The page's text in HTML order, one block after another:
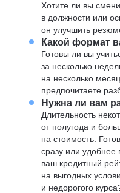
Хотите ли вы
в должности или
он улучшить
Какой формат
Готовы ли вы
за несколько
на несколько
предпочитаете
Нужна ли вам
Длительность
от полугода и
на стоимость.
сразу или удобнее
ваш кредитный
на выгодных
и недорогого